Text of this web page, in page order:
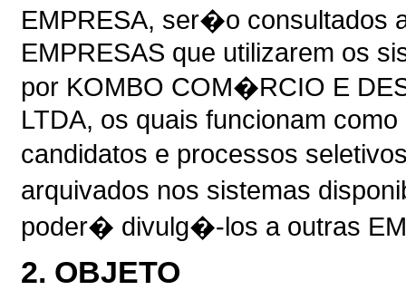
EMPRESA, ser�o consultados
EMPRESAS que utilizarem os
por KOMBO COM�RCIO E
LTDA, os quais funcionam
candidatos e processos
arquivados nos sistemas
poder� divulg�-los a outras
2. OBJETO